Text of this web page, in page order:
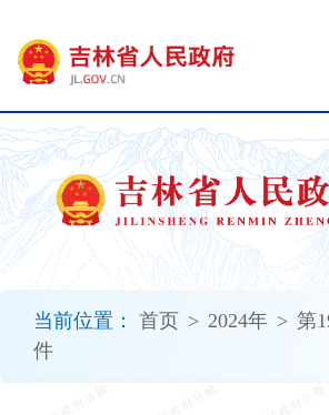
当前位置： 首页 > 2024年 > 第
件
开
无
障
碍
说
明
加